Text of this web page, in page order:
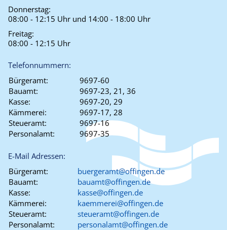
Donnerstag:
08:00 - 12:15 Uhr und 14:00 - 18:00 Uhr
Freitag:
08:00 - 12:15 Uhr
Telefonnummern:
Bürgeramt:
9697-60
Bauamt:
9697-23, 21, 36
Kasse:
9697-20, 29
Kämmerei:
9697-17, 28
Steueramt:
9697-16
Personalamt:
9697-35
E-Mail Adressen:
Bürgeramt:
buergeramt@offingen.de
Bauamt:
bauamt@offingen.de
Kasse:
kasse@offingen.de
Kämmerei:
kaemmerei@offingen.de
Steueramt:
steueramt@offingen.de
Personalamt:
personalamt@offingen.de